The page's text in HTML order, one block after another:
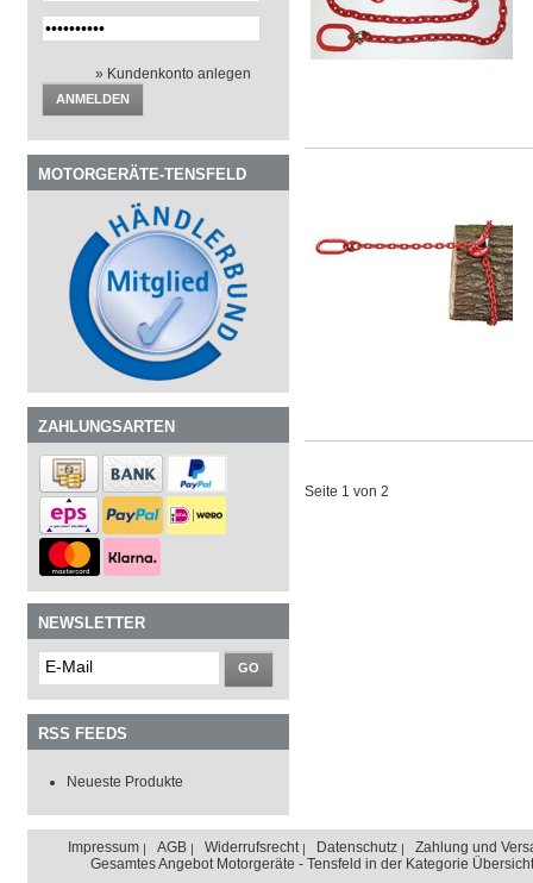
» Kundenkonto anlegen
ANMELDEN
MOTORGERÄTE-TENSFELD
ZAHLUNGSARTEN
NEWSLETTER
GO
RSS FEEDS
Neueste Produkte
Seite 1 von 2
Impressum AGB Widerrufsrecht Datenschutz
Zahlung und
Gesamtes Angebot Motorgeräte - Tensfeld in der Kategorie Übersicht